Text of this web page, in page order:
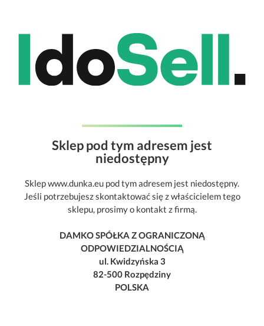
Sklep pod tym adresem jest
niedostępny
Sklep www.dunka.eu pod tym adresem jest niedostępny.
Jeśli potrzebujesz skontaktować się z właścicielem tego
sklepu, prosimy o kontakt z firmą.
DAMKO SPÓŁKA Z OGRANICZONĄ
ODPOWIEDZIALNOŚCIĄ
ul. Kwidzyńska 3
82-500 Rozpędziny
POLSKA